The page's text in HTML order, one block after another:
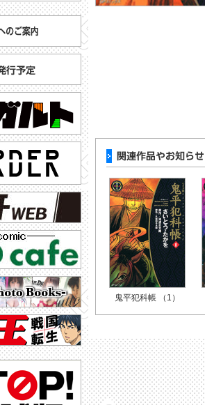
鬼平犯科帳 （1）